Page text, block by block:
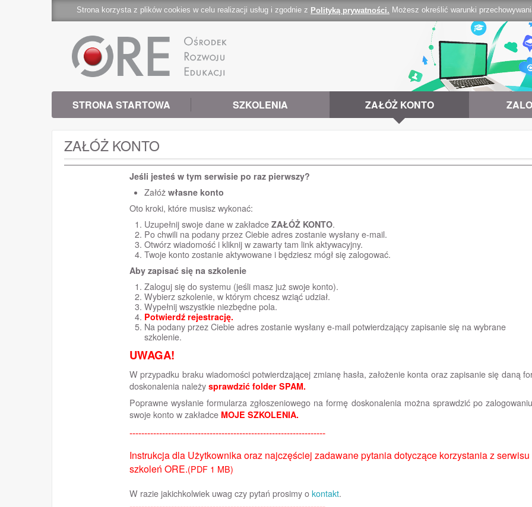
Strona korzysta z plików cookies w celu realizacji usług i zgodnie z Polityką prywatności. Możesz określić warunki
STRONA STARTOWA SZKOLENIA ZAŁÓŻ KONTO
ZAŁÓŻ KONTO
Jeśli jesteś w tym serwisie po raz pierwszy?
Załóż własne konto
Oto kroki, które musisz wykonać:
Uzupełnij swoje dane w zakładce ZAŁÓŻ KONTO.
Po chwili na podany przez Ciebie adres zostanie wysłany e-mail.
Otwórz wiadomość i kliknij w zawarty tam link aktywacyjny.
Twoje konto zostanie aktywowane i będziesz mógł się zalogować.
Aby zapisać się na szkolenie
Zaloguj się do systemu (jeśli masz już swoje konto).
Wybierz szkolenie, w którym chcesz wziąć udział.
Wypełnij wszystkie niezbędne pola.
Potwierdź rejestrację.
Na podany przez Ciebie adres zostanie wysłany e-mail potwierdzający zapisanie się na wybrane
szkolenie.
UWAGA!
W przypadku braku wiadomości potwierdzającej zmianę hasła, założenie konta oraz zapisanie się daną
doskonalenia należy sprawdzić folder SPAM.
Poprawne wysłanie formularza zgłoszeniowego na formę doskonalenia można sprawdzić po
swoje konto w zakładce MOJE SZKOLENIA.
------------------------------------------------------------------
Instrukcja dla Użytkownika oraz najczęściej zadawane pytania dotyczące korzystania z serwisu
szkoleń ORE.(PDF 1 MB)
W razie jakichkolwiek uwag czy pytań prosimy o kontakt.